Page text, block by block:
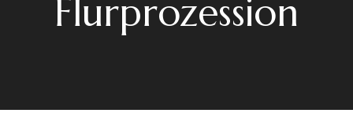
Flurprozession